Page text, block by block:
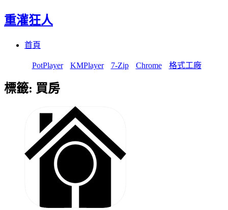
重灌狂人
首頁
PotPlayer KMPlayer 7-Zip Chrome 格式工廠
標籤: 買房